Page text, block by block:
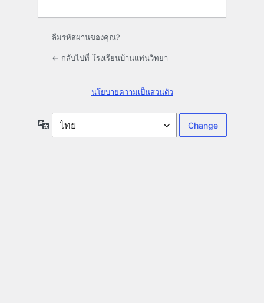
ลืมรหัสผ่านของคุณ?
← กลับไปที่ โรงเรียนบ้านแท่นวิทยา
นโยบายความเป็นส่วนตัว
ภาษา